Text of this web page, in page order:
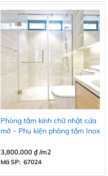
Phòng tắm kính chữ nhật cửa
mở – Phụ kiện phòng tắm Inox
3,800,000₫/m2
Mã SP: 67024